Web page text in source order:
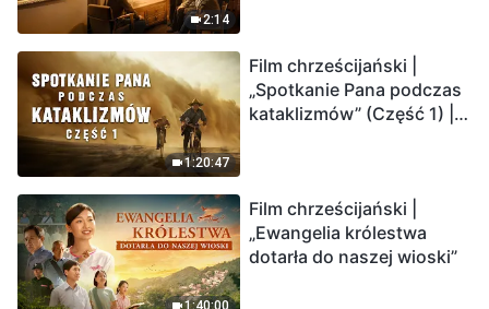
2:14
1:20:47
Film chrześcijański |
„Spotkanie Pana podczas
kataklizmów” (Część 1) |
1:40:00
Film chrześcijański |
„Ewangelia królestwa
dotarła do naszej wioski”